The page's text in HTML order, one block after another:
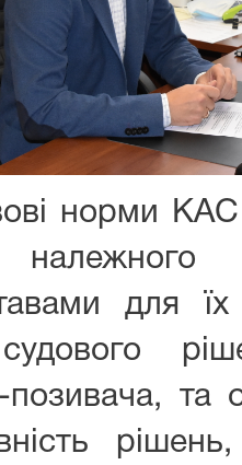
норми
належного
для
та